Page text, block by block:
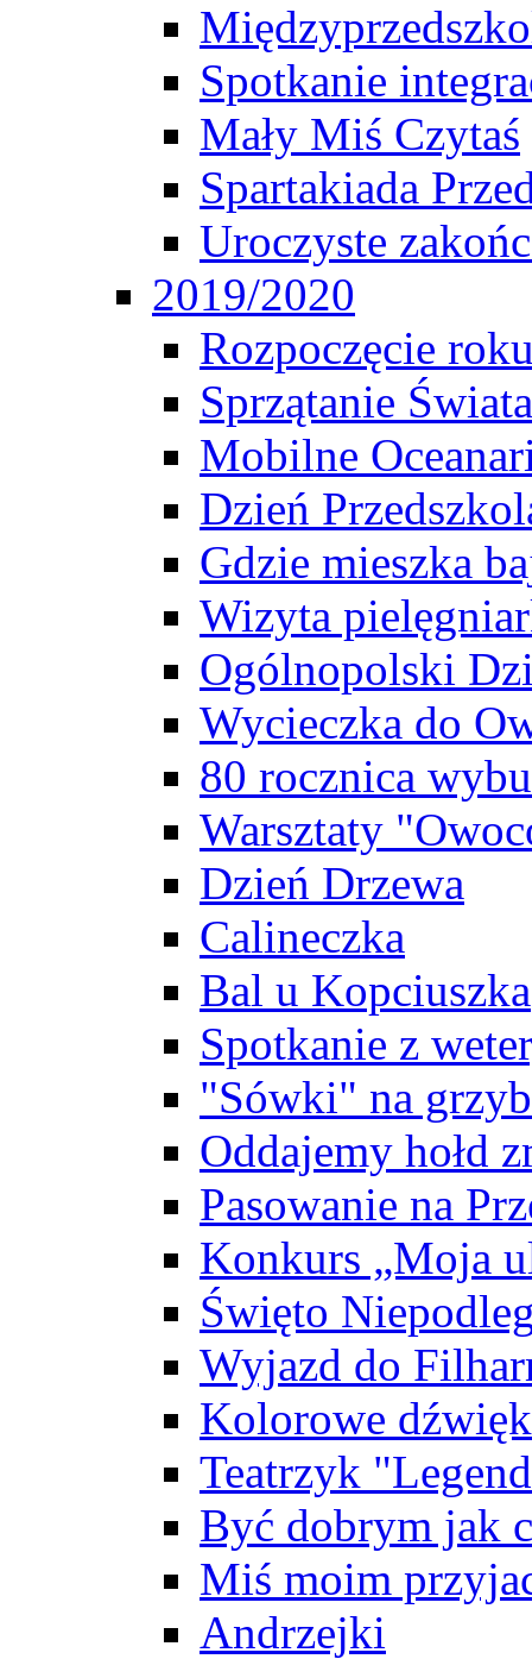
Spotkanie
Mały Miś Czytaś
Spartakiada
Uroczyste
2019/2020
Rozpoczęcie
Sprzątanie Świata
Mobilne
Dzień
Gdzie mieszka
Wizyta
Ogólnopolski
Wycieczka do
80 rocznica
Warsztaty
Dzień Drzewa
Calineczka
Bal u Kopciuszka
Spotkanie z
"Sówki" na
Oddajemy hołd
Pasowanie na
Konkurs „Moja
Święto
Wyjazd do
Kolorowe
Teatrzyk
Być dobrym jak
Miś moim
Andrzejki